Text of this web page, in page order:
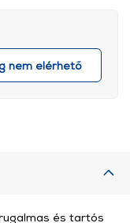
nem elérhető
és tartós